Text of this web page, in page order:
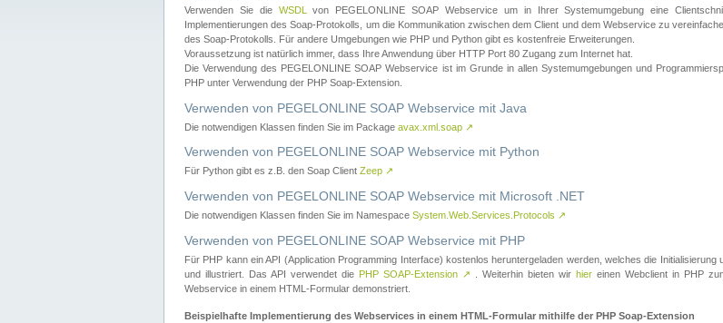
Verwenden Sie die WSDL
von PEGELONLINE SOAP Webservice um in Ihrer Systemumgebung eine
Implementierungen des Soap-Protokolls, um die Kommunikation zwischen dem Client und dem Webservice zu
des Soap-Protokolls. Für andere Umgebungen wie PHP und Python gibt es kostenfreie Erweiterungen.
Voraussetzung ist natürlich immer, dass Ihre Anwendung über HTTP Port 80 Zugang zum Internet hat.
Die Verwendung des PEGELONLINE SOAP Webservice ist im Grunde in allen Systemumgebungen und
PHP unter Verwendung der PHP Soap-Extension.
Verwenden von PEGELONLINE SOAP Webservice mit Java
Die notwendigen Klassen finden Sie im Package avax.xml.soap ↗
Verwenden von PEGELONLINE SOAP Webservice mit Python
Für Python gibt es z.B. den Soap Client Zeep ↗
Verwenden von PEGELONLINE SOAP Webservice mit Microsoft .NET
Die notwendigen Klassen finden Sie im Namespace System.Web.Services.Protocols ↗
Verwenden von PEGELONLINE SOAP Webservice mit PHP
Für PHP kann ein API (Application Programming Interface) kostenlos heruntergeladen werden, welches die
und illustriert. Das API verwendet die PHP SOAP-Extension ↗ . Weiterhin bieten wir hier einen Webclient in PHP
Webservice in einem HTML-Formular demonstriert.
Beispielhafte Implementierung des Webservices in einem HTML-Formular mithilfe der PHP Soap-Extension